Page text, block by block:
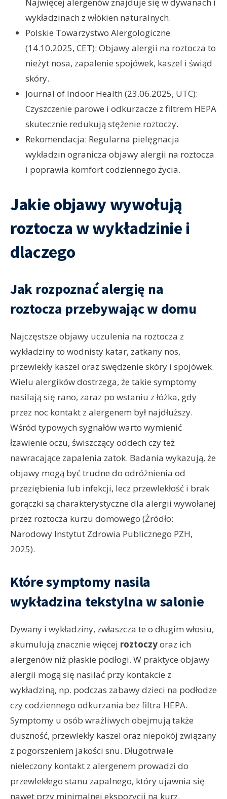
wykładzinach z włókien naturalnych.
Polskie Towarzystwo Alergologiczne
(14.10.2025, CET): Objawy alergii na roztocza to
nieżyt nosa, zapalenie spojówek, kaszel i świąd
skóry.
Journal of Indoor Health (23.06.2025, UTC):
Czyszczenie parowe i odkurzacze z filtrem HEPA
skutecznie redukują stężenie roztoczy.
Rekomendacja: Regularna pielęgnacja
wykładzin ogranicza objawy alergii na roztocza
i poprawia komfort codziennego życia.
Jakie objawy wywołują
roztocza w wykładzinie i
dlaczego
Jak rozpoznać alergię na
roztocza przebywając w domu
Najczęstsze objawy uczulenia na roztocza z
wykładziny to wodnisty katar, zatkany nos,
przewlekły kaszel oraz swędzenie skóry i spojówek.
Wielu alergików dostrzega, że takie symptomy
nasilają się rano, zaraz po wstaniu z łóżka, gdy
przez noc kontakt z alergenem był najdłuższy.
Wśród typowych sygnałów warto wymienić
łzawienie oczu, świszczący oddech czy też
nawracające zapalenia zatok. Badania wykazują, że
objawy mogą być trudne do odróżnienia od
przeziębienia lub infekcji, lecz przewlekłość i brak
gorączki są charakterystyczne dla alergii wywołanej
przez roztocza kurzu domowego (Źródło:
Narodowy Instytut Zdrowia Publicznego PZH,
2025).
Które symptomy nasila
wykładzina tekstylna w salonie
Dywany i wykładziny, zwłaszcza te o długim włosiu,
akumulują znacznie więcej roztoczyoraz ich
alergenów niż płaskie podłogi. W praktyce objawy
alergii mogą się nasilać przy kontakcie z
wykładziną, np. podczas zabawy dzieci na podłodze
czy codziennego odkurzania bez filtra HEPA.
Symptomy u osób wrażliwych obejmują także
duszność, przewlekły kaszel oraz niepokój związany
z pogorszeniem jakości snu. Długotrwale
nieleczony kontakt z alergenem prowadzi do
przewlekłego stanu zapalnego, który ujawnia się
nawet przy minimalnej ekspozycji na kurz.